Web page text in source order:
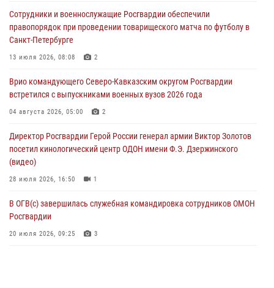
угрожавшего подростку травматическим пистолетом
06 августа 2026, 11:33
В Зауралье при содействии СОБР Росгвардии ликвидирована
06 августа 2026, 11:27
В Москве росгвардейцы задержали троих мужчин, устроивших
06 августа 2026, 11:20 1
Сотрудники и военнослужащие Росгвардии обеспечили
правопорядок при проведении товарищеского матча по футболу в
Санкт-Петербурге
13 июля 2026, 08:08 2
Врио командующего Северо-Кавказским округом Росгвардии
встретился с выпускниками военных вузов 2026 года
04 августа 2026, 05:00 2
Директор Росгвардии Герой России генерал армии Виктор Золотов
посетил кинологический центр ОДОН имени Ф.Э. Дзержинского
(видео)
28 июля 2026, 16:50 1
В ОГВ(с) завершилась служебная командировка сотрудников ОМОН
Росгвардии
20 июля 2026, 09:25 3